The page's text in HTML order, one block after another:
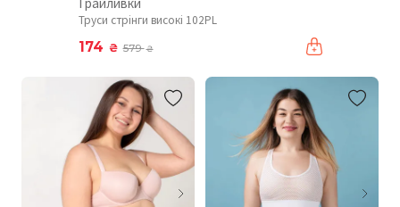
Труси стрінги високі 102PL
174 ₴ 579₴